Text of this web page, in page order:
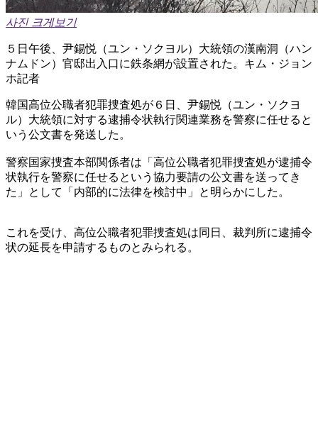
사진 크게보기
５日午後、尹錫悦（ユン・ソクヨル）大統領の漢南洞（ハン
ナムドン）官邸出入口に鉄条網が設置された。キム・ジョン
ホ記者
韓国高位公職者犯罪捜査処が６日、尹錫悦（ユン・ソクヨ
ル）大統領に対する逮捕令状執行関連業務を警察に任せると
いう公文書を発送した。
警察国家捜査本部関係者は「高位公職者犯罪捜査処が逮捕令
状執行を警察に任せるという協力要請の公文書を送ってき
た」として「内部的に法律を検討中」と明らかにした。
これを受け、高位公職者犯罪捜査処は同日、裁判所に逮捕令
状の延長を申請するものとみられる。